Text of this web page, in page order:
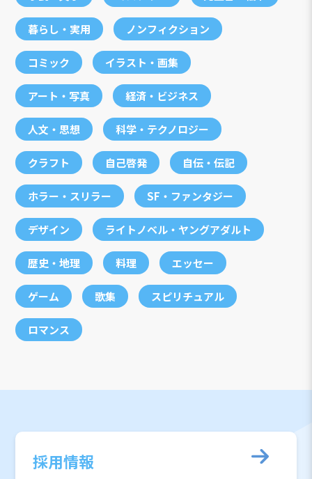
暮らし・実用 ノンフィクション
コミック イラスト・画集
アート・写真 経済・ビジネス
人文・思想 科学・テクノロジー
クラフト 自己啓発 自伝・伝記
ホラー・スリラー SF・ファンタジー
デザイン ライトノベル・ヤングアダルト
歴史・地理 料理 エッセー
ゲーム 歌集 スピリチュアル
ロマンス
採用情報